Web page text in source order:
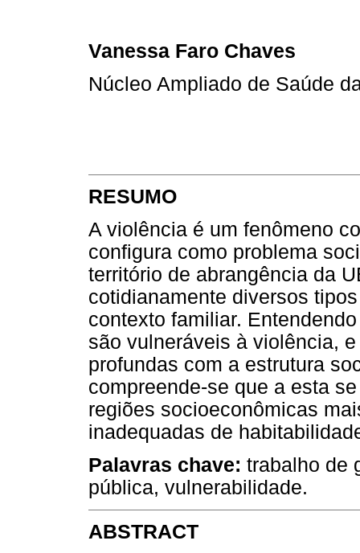
Vanessa Faro Chaves
Núcleo Ampliado de Saúde
RESUMO
A violência é um fenômeno
configura como problema
território de abrangência da
cotidianamente diversos
contexto familiar.
são vulneráveis à violência,
profundas com a estrutura
compreende-se que a esta
regiões socioeconômicas
inadequadas de
Palavras chave: trabalho de
pública, vulnerabilidade.
ABSTRACT